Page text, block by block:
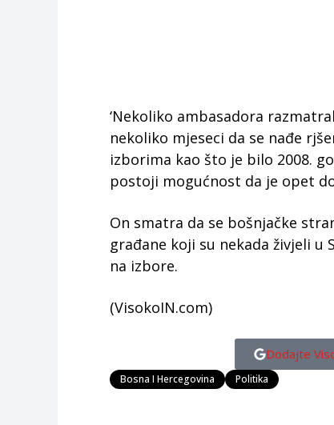
‘Nekoliko ambasadora
nekoliko mjeseci da se nađe
izborima kao što je bilo 2008.
postoji mogućnost da je opet
On smatra da se bošnjačke
građane koji su nekada živjeli u
na izbore.
(VisokoIN.com)
Dodajte
Bosna I Hercegovina Politika